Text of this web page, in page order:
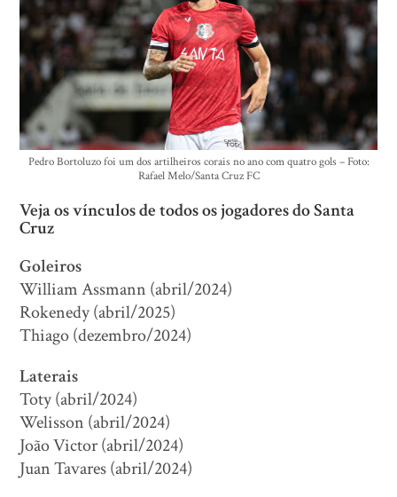
Pedro Bortoluzo foi um dos artilheiros corais no ano com quatro gols – Foto:
Rafael Melo/Santa Cruz FC
Veja os vínculos de todos os jogadores do Santa
Cruz
Goleiros
William Assmann (abril/2024)
Rokenedy (abril/2025)
Thiago (dezembro/2024)
Laterais
Toty (abril/2024)
Welisson (abril/2024)
João Victor (abril/2024)
Juan Tavares (abril/2024)